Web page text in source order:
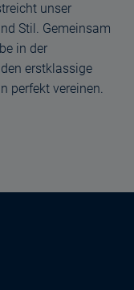
unser
Stil. Gemeinsam
in der
erstklassige
perfekt vereinen.